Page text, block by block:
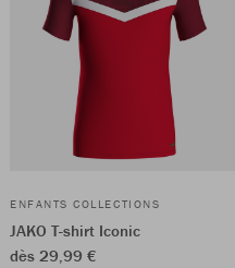
ENFANTS COLLECTIONS
JAKO T-shirt Iconic
dès 29,99 €